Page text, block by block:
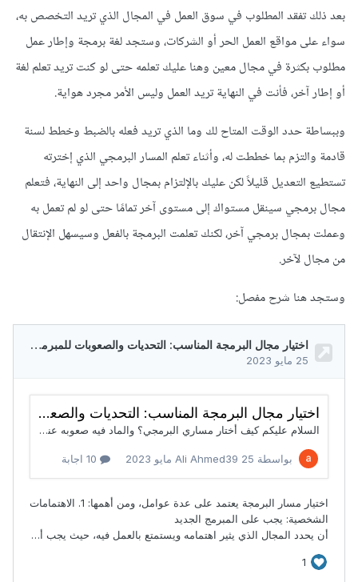
بعد ذلك تفقد المطلوب في سوق العمل في المجال الذي تريد التخصص به،
سواء على مواقع العمل الحر أو الشركات، وستجد لغة برمجة وإطار عمل
مطلوب بكثرة في مجال معين وهنا عليك تعلمه حتى لو كنت تريد تعلم لغة
أو إطار آخر، فأنت في النهاية تريد العمل وليس الأمر مجرد هواية.
وببساطة حدد الوقت المتاح لك وما الذي تريد فعله بالضبط وخطط لسنة
قادمة والتزم بما خططت له، وأثناء تعلم المسار البرمجي الذي إخترته
تستطيع التعديل قليلاً لكن عليك بالإلتزام بمجال واحد إلى النهاية، فتعلم
مجال برمجي سينقل مستواك إلى مستوى آخر تمامًا حتى لو لم تعمل به
وعملت بمجال برمجي آخر، لكنك تعلمت البرمجة بالفعل وسيسهل الإنتقال
من مجال لآخر.
وستجد هنا شرح مفصل: